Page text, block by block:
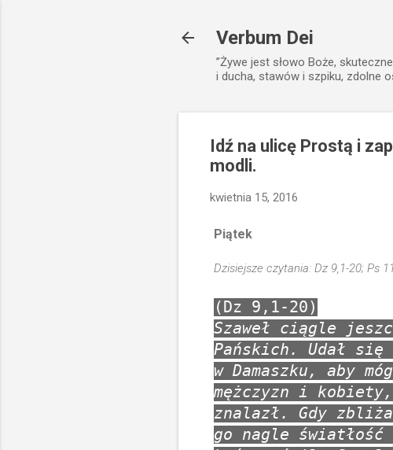
Verbum Dei
”Żywe jest słowo Boże,
i ducha, stawów i szpiku, zdolne
Idź na ulicę Prostą i
modli.
kwietnia 15, 2016
Piątek
Dzisiejsze czytania: Dz 9,1-20; Ps
(Dz 9,1-20)
Szaweł ciągle
Pańskich. Udał
w Damaszku, aby
mężczyzn i
znalazł. Gdy
go nagle światłość